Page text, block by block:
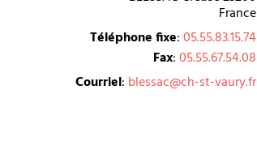
France
Téléphone fixe:05.55.83.15.74
Fax:05.55.67.54.08
Courriel: blessac@ch-st-vaury.fr